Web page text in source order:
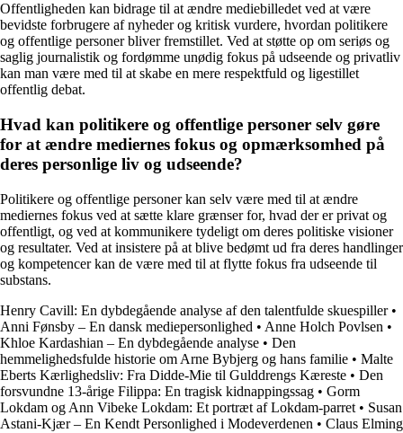
Offentligheden kan bidrage til at ændre mediebilledet ved at være
bevidste forbrugere af nyheder og kritisk vurdere, hvordan politikere
og offentlige personer bliver fremstillet. Ved at støtte op om seriøs og
saglig journalistik og fordømme unødig fokus på udseende og privatliv
kan man være med til at skabe en mere respektfuld og ligestillet
offentlig debat.
Hvad kan politikere og offentlige personer selv gøre
for at ændre mediernes fokus og opmærksomhed på
deres personlige liv og udseende?
Politikere og offentlige personer kan selv være med til at ændre
mediernes fokus ved at sætte klare grænser for, hvad der er privat og
offentligt, og ved at kommunikere tydeligt om deres politiske visioner
og resultater. Ved at insistere på at blive bedømt ud fra deres handlinger
og kompetencer kan de være med til at flytte fokus fra udseende til
substans.
Henry Cavill: En dybdegående analyse af den talentfulde skuespiller•
Anni Fønsby – En dansk mediepersonlighed • Anne Holch Povlsen •
Khloe Kardashian – En dybdegående analyse • Den
hemmelighedsfulde historie om Arne Bybjerg og hans familie • Malte
Eberts Kærlighedsliv: Fra Didde-Mie til Gulddrengs Kæreste • Den
forsvundne 13-årige Filippa: En tragisk kidnappingssag • Gorm
Lokdam og Ann Vibeke Lokdam: Et portræt af Lokdam-parret • Susan
Astani-Kjær – En Kendt Personlighed i Modeverdenen • Claus Elming